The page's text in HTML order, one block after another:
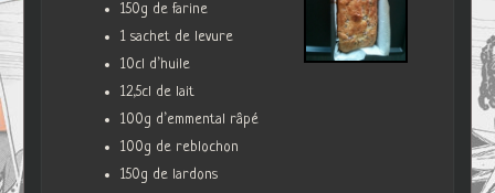
150g de farine
1 sachet de levure
10cl d’huile
12,5cl de lait
100g d’emmental râpé
100g de reblochon
150g de lardons